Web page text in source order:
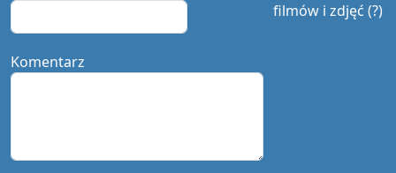
filmów i zdjęć (?)
Komentarz